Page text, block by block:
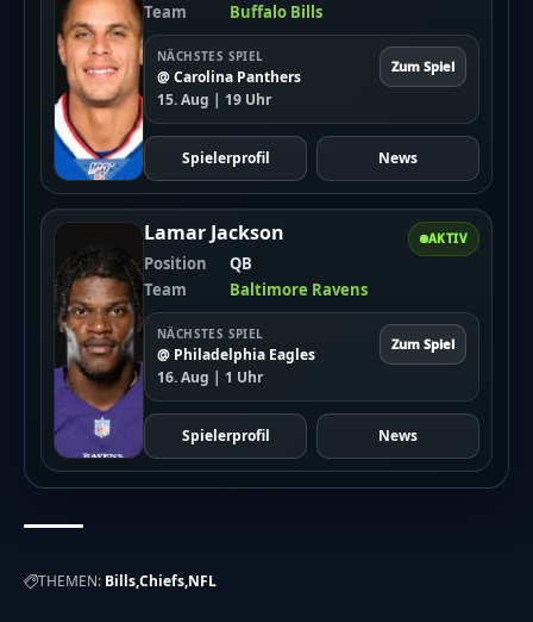
Team
Buffalo Bills
NÄCHSTES SPIEL
@ Carolina Panthers
15. Aug | 19 Uhr
Zum Spiel
Spielerprofil News
AKTIV
Lamar Jackson
Position
QB
Team
Baltimore Ravens
NÄCHSTES SPIEL
@ Philadelphia Eagles
16. Aug | 1 Uhr
Zum Spiel
Spielerprofil News
THEMEN: BillsChiefs NFL